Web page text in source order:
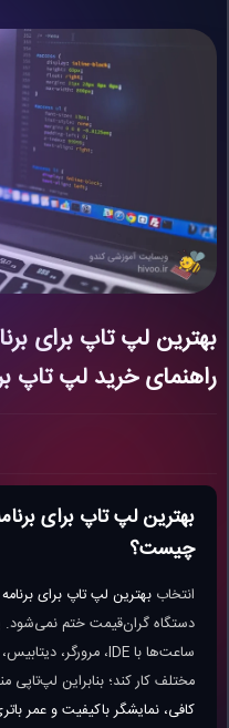
راهنمای خرید لپ تاپ
چیست؟
انتخاببهترین لپ تاپ برای
دستگاه گران‌قیمت ختم نمی‌شود.
مختلف کار کند؛ بنابراین
کافی، نمایشگر باکیفیت و عمر